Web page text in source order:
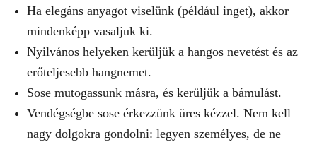
Ha elegáns anyagot viselünk (például inget), akkor
mindenképp vasaljuk ki.
Nyilvános helyeken kerüljük a hangos nevetést és az
erőteljesebb hangnemet.
Sose mutogassunk másra, és kerüljük a bámulást.
Vendégségbe sose érkezzünk üres kézzel. Nem kell
nagy dolgokra gondolni: legyen személyes, de ne